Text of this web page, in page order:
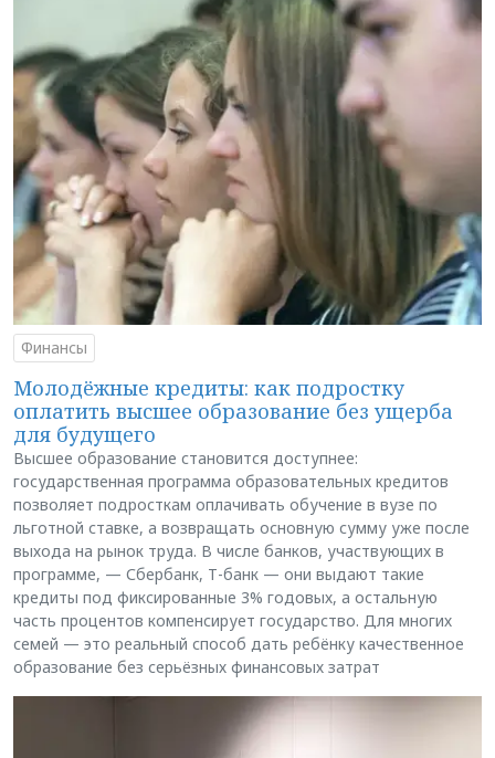
Финансы
Молодёжные кредиты: как подростку
оплатить высшее образование без ущерба
для будущего
Высшее образование становится доступнее:
государственная программа образовательных кредитов
позволяет подросткам оплачивать обучение в вузе по
льготной ставке, а возвращать основную сумму уже после
выхода на рынок труда. В числе банков, участвующих в
программе, — Сбербанк, Т-банк — они выдают такие
кредиты под фиксированные 3% годовых, а остальную
часть процентов компенсирует государство. Для многих
семей — это реальный способ дать ребёнку качественное
образование без серьёзных финансовых затрат